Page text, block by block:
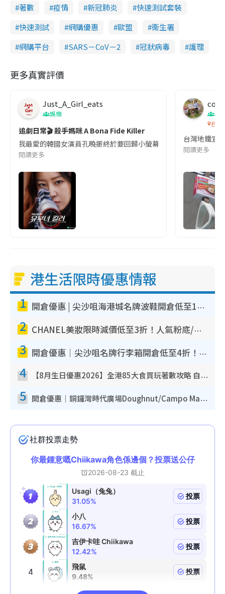
著數 疫情 新冠肺炎
快速測試套裝
快速測試
網購優惠 歐盟
衞生署
網購平台
SARS－CoV－2 冠狀病毒 護理
更多真實評價
Just_A_Girl_eats
娛樂
追劇日常🎬 殺手媽咪 A Bona Fide Killer
我最愛的韓國女演員孔曉振終於要回歸小螢幕啦!這次的劇本改編
閱讀更多
co
吹
台灣
台灣地鐵宣
閱讀更多
港生活限時優惠情報
1 開倉優惠 | 尖沙咀海港城名牌波鞋開倉低至1折！On鞋$899起／Joy&Peace鞋履$98起
2 CHANEL美妝限時減價低至3折！人氣粉底/唇膏/精華液低至$275！COCO香水都有平
3 開倉優惠｜尖沙咀名牌行李箱開倉低至4折！一連5日 American Tourister/ace./Hallmark $200起！
4 【8月生日優惠2026】全港85大食買玩著數攻略 自助餐/火鍋放題同行免費＋誠品/DONKI送現金券
5 開倉優惠｜銅鑼灣時代廣場Doughnut/Campo Marzio開倉低至1折！背囊、書包、手袋劈價$200起